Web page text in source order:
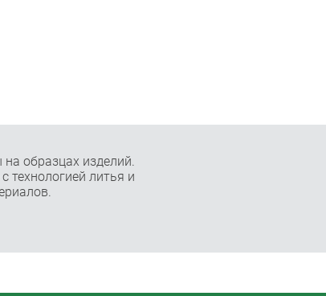
образцах изделий.
технологией литья и